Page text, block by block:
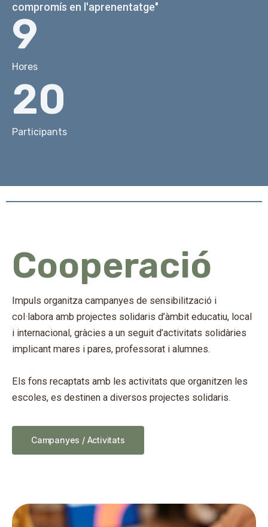
compromís en l'aprenentatge"
Hores
9
Participants
20
Cooperació
Impuls organitza campanyes de sensibilització i
col·labora amb projectes solidaris d’àmbit educatiu, local
i internacional, gràcies a un seguit d’activitats solidàries
implicant mares i pares, professorat i alumnes.
Els fons recaptats amb les activitats que organitzen les
escoles, es destinen a diversos projectes solidaris.
Campanyes / Activitats